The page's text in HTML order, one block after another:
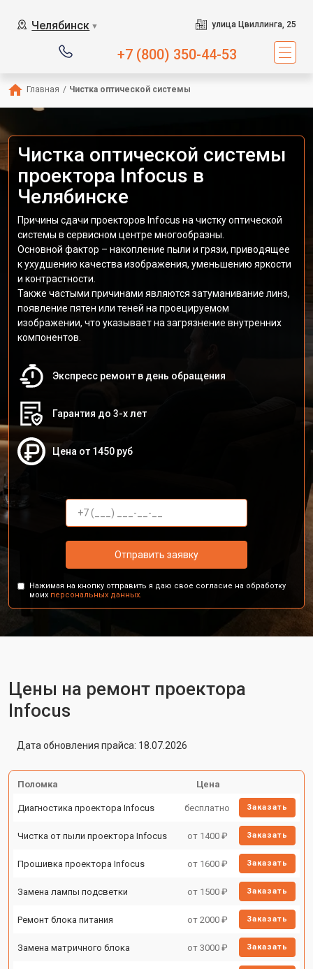
Челябинск ▼ улица Цвиллинга, 25
+7 (800) 350-44-53
Главная / Чистка оптической системы
Чистка оптической системы
проектора Infocus в
Челябинске
Причины сдачи проекторов Infocus на чистку оптической
системы в сервисном центре многообразны.
Основной фактор – накопление пыли и грязи, приводящее
к ухудшению качества изображения, уменьшению яркости
и контрастности.
Также частыми причинами являются затуманивание линз,
появление пятен или теней на проецируемом
изображении, что указывает на загрязнение внутренних
компонентов.
Экспресс ремонт в день обращения
Гарантия до 3-х лет
Цена от 1450 руб
Отправить заявку
Нажимая на кнопку отправить я даю свое согласие на обработку
моих персональных данных.
Цены на ремонт проектора
Infocus
Дата обновления прайса: 18.07.2026
Поломка Цена
Диагностика проектора Infocus бесплатно Заказать
Чистка от пыли проектора Infocus от 1400 ₽ Заказать
Прошивка проектора Infocus от 1600 ₽ Заказать
Замена лампы подсветки от 1500 ₽ Заказать
Ремонт блока питания от 2000 ₽ Заказать
Замена матричного блока от 3000 ₽ Заказать